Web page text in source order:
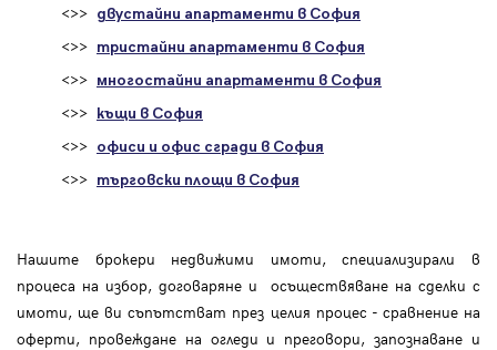
<>> двустайни апартаменти в София
<>> тристайни апартаменти в София
<>> многостайни апартаменти в София
<>> къщи в София
<>> офиси и офис сгради в София
<>> търговски площи в София
Нашите брокери недвижими имоти, специализирали в
процеса на избор, договаряне и осъществяване на сделки с
имоти, ще ви съпътстват през целия процес - сравнение на
оферти, провеждане на огледи и преговори, запознаване и